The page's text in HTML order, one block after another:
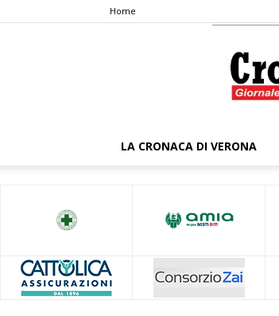
Home
LA CRONACA DI VERONA